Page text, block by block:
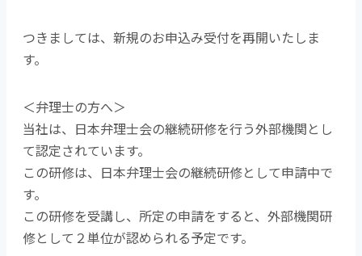
つきましては、新規のお申込み受付を再開いたしま
す。
＜弁理士の方へ＞
当社は、日本弁理士会の継続研修を行う外部機関とし
て認定されています。
この研修は、日本弁理士会の継続研修として申請中で
す。
この研修を受講し、所定の申請をすると、外部機関研
修として２単位が認められる予定です。